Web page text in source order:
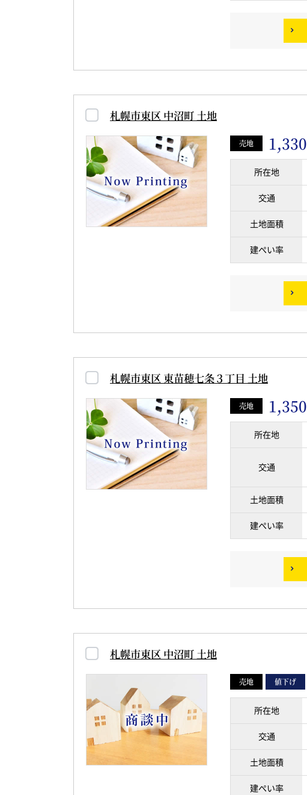
札幌市東区 中沼町 土地
売地 1,330
所在地
交通
土地面積
建ぺい率
札幌市東区 東苗穂七条３丁目 土地
売地 1,350
所在地
交通
土地面積
建ぺい率
札幌市東区 中沼町 土地
売地 値下げ
所在地
交通
土地面積
建ぺい率